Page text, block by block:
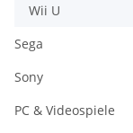
Wii U
Sega
Sony
PC & Videospiele